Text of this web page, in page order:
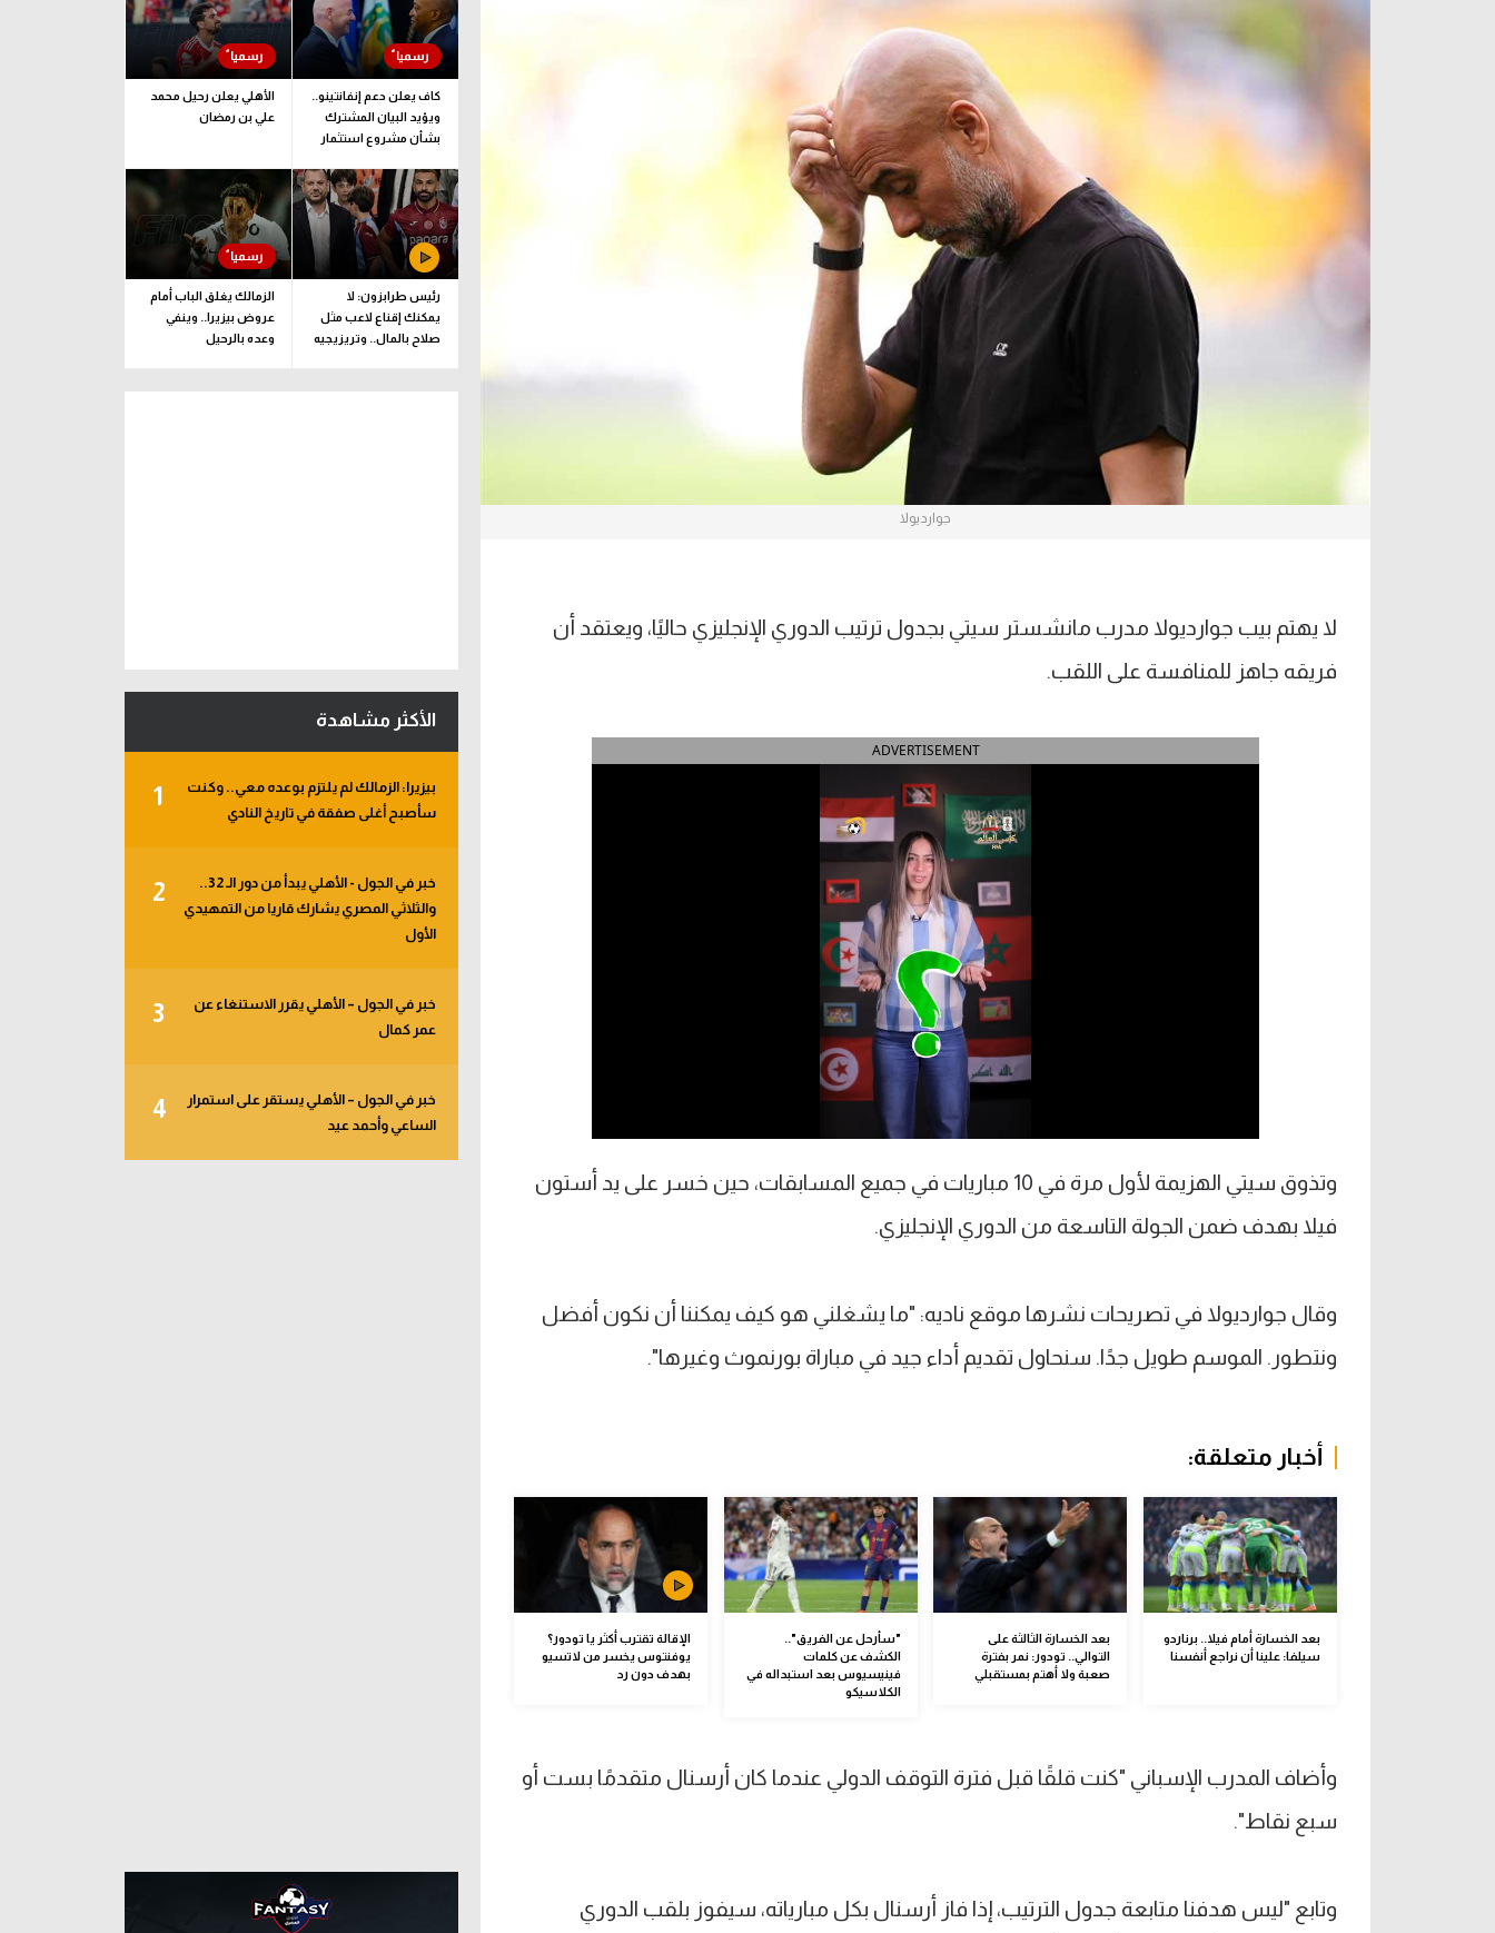
الدوري السعودي للمحترفين
دوري أبطال أوروبا
دوري أبطال إفريقيا
كل البطولات
رياضات أخرى
جوارديولا
لا يهتم بيب جوارديولا مدرب مانشستر سيتي بجدول ترتيب الدوري الإنجليزي حاليًا، ويعتقد أن
فريقه جاهز للمنافسة على اللقب.
ADVERTISEMENT
وتذوق سيتي الهزيمة لأول مرة في 10 مباريات في جميع المسابقات، حين خسر على يد أستون
فيلا بهدف ضمن الجولة التاسعة من الدوري الإنجليزي.
وقال جوارديولا في تصريحات نشرها موقع ناديه: "ما يشغلني هو كيف يمكننا أن نكون أفضل
ونتطور. الموسم طويل جدًا. سنحاول تقديم أداء جيد في مباراة بورنموث وغيرها".
أخبار متعلقة:
بعد الخسارة أمام فيلا.. برناردو
سيلفا: علينا أن نراجع أنفسنا
بعد الخسارة الثالثة على
التوالي.. تودور: نمر بفترة
صعبة ولا أهتم بمستقبلي
"سأرحل عن الفريق"..
الكشف عن كلمات
فينيسيوس بعد استبداله في
الكلاسيكو
الإقالة تقترب أكثر يا تودور؟
يوفنتوس يخسر من لاتسيو
بهدف دون رد
وأضاف المدرب الإسباني "كنت قلقًا قبل فترة التوقف الدولي عندما كان أرسنال متقدمًا بست أو
سبع نقاط".
وتابع "ليس هدفنا متابعة جدول الترتيب، إذا فاز أرسنال بكل مبارياته، سيفوز بلقب الدوري
كاف يعلن دعم إنفانتينو..
ويؤيد البيان المشترك
بشأن مشروع استثمار
الأهلي يعلن رحيل محمد
علي بن رمضان
رئيس طرابزون: لا
يمكنك إقناع لاعب مثل
صلاح بالمال.. وتريزيجيه
الزمالك يغلق الباب أمام
عروض بيزيرا.. وينفي
وعده بالرحيل
الأكثر مشاهدة
1
بيزيرا: الزمالك لم يلتزم بوعده معي.. وكنت
سأصبح أغلى صفقة في تاريخ النادي
2
خبر في الجول - الأهلي يبدأ من دور الـ 32..
والثلاثي المصري يشارك قاريا من التمهيدي
الأول
3
خبر في الجول – الأهلي يقرر الاستنغاء عن
عمر كمال
4
خبر في الجول – الأهلي يستقر على استمرار
الساعي وأحمد عيد